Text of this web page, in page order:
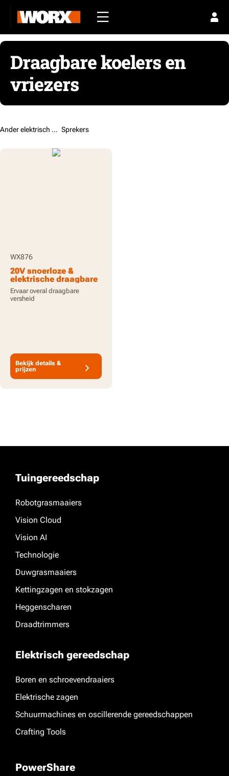
Draagbare koelers en
vriezers
Ander elektrisch gereedschap / Sprekers
WX876
20V snoerloze &
elektrische draagbare
koelkast/vriezer met
x2 4.0Ah batterijen en
oplader
Ervaar overal draagbare
versheid
Bekijk details &
prijzen
Tuingereedschap
Robotgrasmaaiers
Vision Cloud
Vision AI
Technologie
Duwgrasmaaiers
Kettingzagen en stokzagen
Heggenscharen
Draadtrimmers
Elektrisch gereedschap
Boren en schroevendraaiers
Elektrische zagen
Schuurmachines en oscillerende gereedschappen
Crafting Tools
PowerShare